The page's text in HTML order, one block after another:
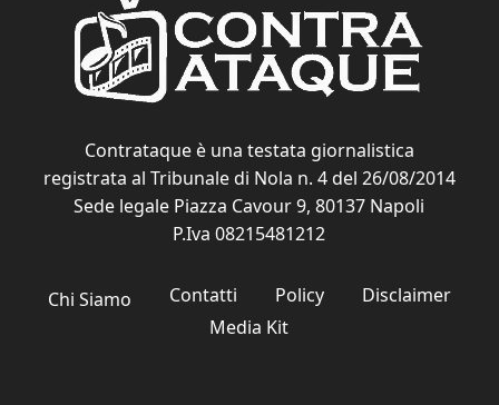
Contrataque è una testata giornalistica
registrata al Tribunale di Nola n. 4 del 26/08/2014
Sede legale Piazza Cavour 9, 80137 Napoli
P.Iva 08215481212
Chi Siamo Contatti Policy
Disclaimer
Media Kit